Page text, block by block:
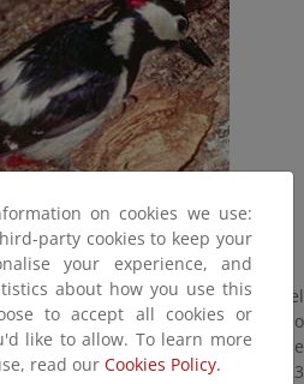
en los bosques de coníferas del
en los de frondosas del Pirineo
Vive también en los bosques de
Ibérico y Penibético. Mide 23
on cookies we use:
party cookies to keep your
your experience, and
about how you use this
to accept all cookies or
like to allow. To learn more
read our Cookies Policy.